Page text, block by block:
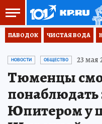
ПАВОДОК ЧИСТАЯ ВОДА
НОВОСТИ ОБЩЕСТВО 23 мая
Тюменцы
понаблюдать
Юпитером у